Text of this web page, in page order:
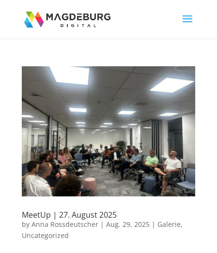
MeetUp | 27. August 2025
by Anna Rossdeutscher| Aug. 29, 2025| Galerie,
Uncategorized